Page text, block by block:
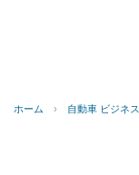
ホーム › 自動車 ビジネス